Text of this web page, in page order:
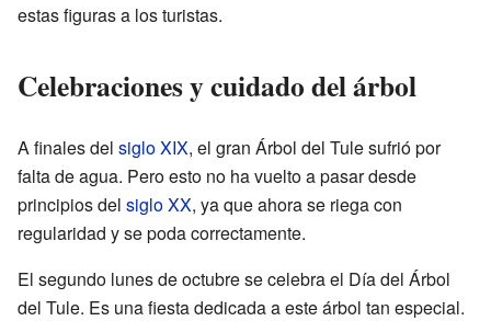
estas figuras a los turistas.
Celebraciones y cuidado del árbol
A finales del siglo XIX, el gran Árbol del Tule sufrió por
falta de agua. Pero esto no ha vuelto a pasar desde
principios del siglo XX, ya que ahora se riega con
regularidad y se poda correctamente.
El segundo lunes de octubre se celebra el Día del Árbol
del Tule. Es una fiesta dedicada a este árbol tan especial.